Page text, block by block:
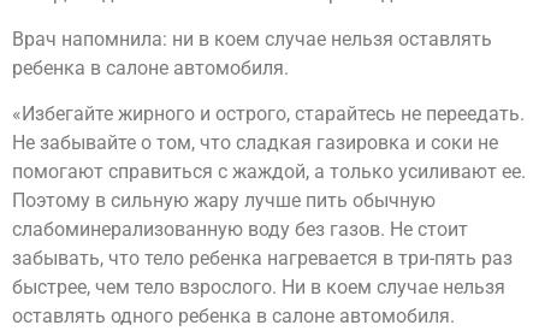
Врач напомнила: ни в коем случае нельзя оставлять
ребенка в салоне автомобиля.
«Избегайте жирного и острого, старайтесь не переедать.
Не забывайте о том, что сладкая газировка и соки не
помогают справиться с жаждой, а только усиливают ее.
Поэтому в сильную жару лучше пить обычную
слабоминерализованную воду без газов. Не стоит
забывать, что тело ребенка нагревается в три-пять раз
быстрее, чем тело взрослого. Ни в коем случае нельзя
оставлять одного ребенка в салоне автомобиля.